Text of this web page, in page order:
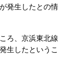
が発生したとの情
ろ、京浜東北線
生したというこ